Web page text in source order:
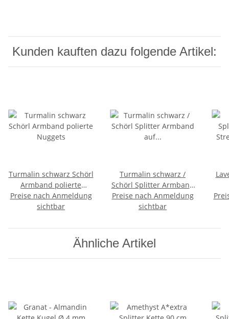
Kunden kauften dazu folgende Artikel:
Turmalin schwarz Schörl
Armband polierte
Nuggets
Preise nach Anmeldung
sichtbar
Turmalin schwarz /
Schörl Splitter Armband
auf Stretchband 5 - 8
mm,19 - 20 cm
Preise nach Anmeldung
sichtbar
Ähnliche Artikel